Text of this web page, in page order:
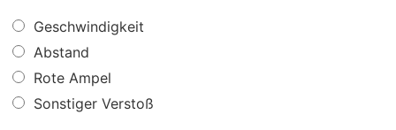
W
a
s
f
ü
r
Geschwindigkeit
Abstand
Rote Ampel
Sonstiger Verstoß